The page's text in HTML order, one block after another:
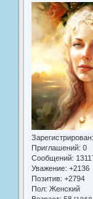
Зарегистрирован
Приглашений: 0
Сообщений:
Уважение: +2136
Позитив: +2794
Пол: Женский